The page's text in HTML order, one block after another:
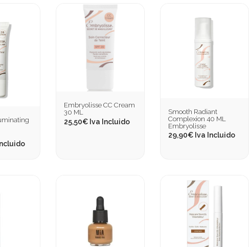
Embryolisse CC Cream
30 ML
25,50€ Iva Incluido
Smooth Radiant
Complexion 40 ML
Embryolisse
29,90€ Iva Incluido